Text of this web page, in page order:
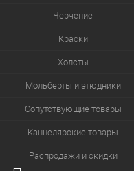
Черчение
Краски
Холсты
Мольберты и этюдники
Сопутствующие товары
Канцелярские товары
Распродажи и скидки